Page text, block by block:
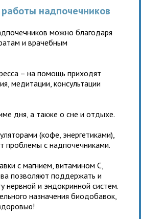
надпочечников
можно благодаря
и врачебным
– на помощь приходят
медитации, консультации
дня, а также о сне и отдыхе.
(кофе, энергетиками),
проблемы с надпочечниками.
с магнием, витамином С,
позволяют поддержать и
нервной и эндокринной систем.
назначения биодобавок,